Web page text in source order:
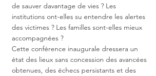
de sauver davantage de vies ? Les
institutions ont-elles su entendre les alertes
des victimes ? Les familles sont-elles mieux
accompagnées ?
Cette conférence inaugurale dressera un
état des lieux sans concession des avancées
obtenues, des échecs persistants et des